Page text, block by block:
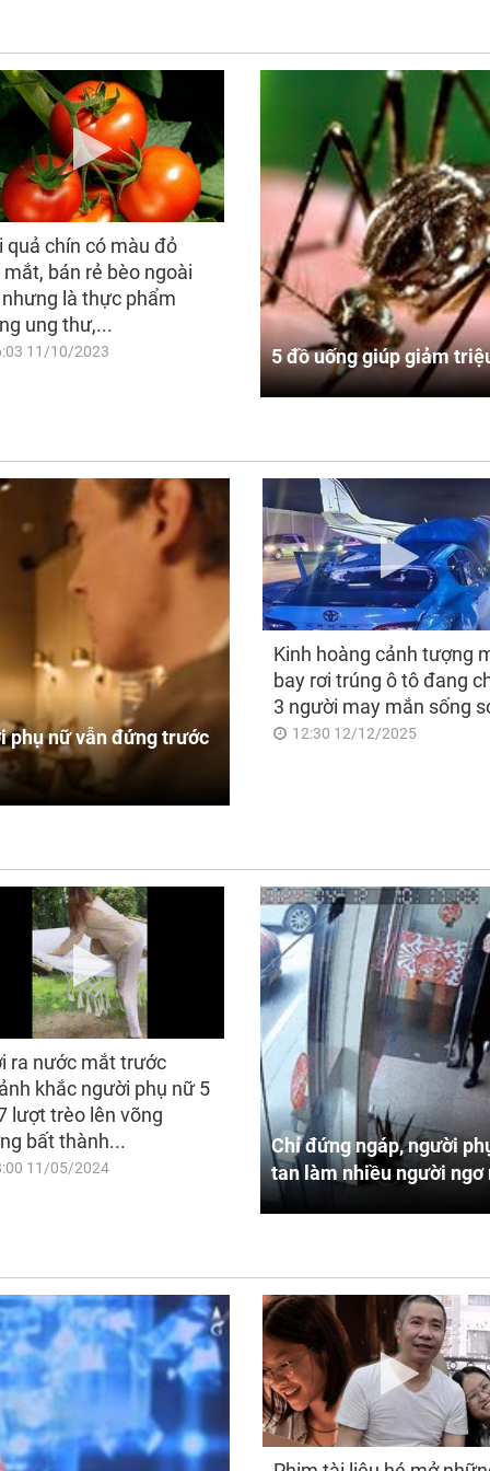
quả chín có màu đỏ
bán rẻ bèo ngoài
là thực phẩm
ung thư,...
11/10/2023 5 đồ uống giúp giảm
phụ nữ vẫn đứng trước
Kinh hoàng cảnh tượng
bay rơi trúng ô tô đang
3 người may mắn sống
12:30 12/12/2025
ra nước mắt trước
khắc người phụ nữ 5
lượt trèo lên võng
bất thành...
11/05/2024
Chỉ đứng ngáp, người
tan làm nhiều người ngơ